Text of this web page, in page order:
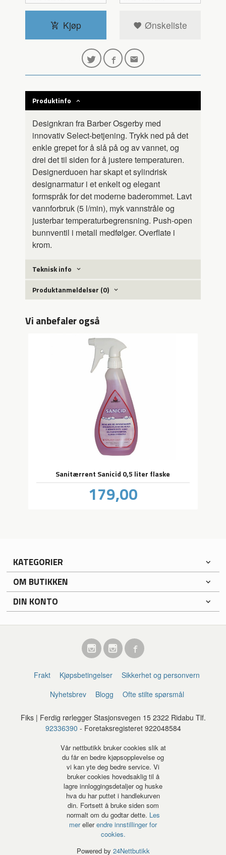
Kjøp Ønskeliste
Produktinfo
Designkran fra Barber Osgerby med
innovativ Select-betjening. Trykk ned på det
enkle grepet for å slå på og av vannet, og
drei det til siden for å justere temperaturen.
Designerduoen har skapt et sylindrisk
designarmatur i et enkelt og elegant
formspråk for det moderne baderommet. Lavt
vannforbruk (5 l/min), myk vannstråle og
justerbar temperaturbegrensning. Push-open
bunnventil i metall medfølger. Overflate i
krom.
Teknisk info
Produktanmeldelser (0)
Vi anbefaler også
Sanitærrent Sanicid 0,5 liter flaske
Pris
179,00mva.
KATEGORIER
OM BUTIKKEN
DIN KONTO
Frakt Kjøpsbetingelser
Sikkerhet og personvern
Nyhetsbrev
Blogg Ofte stilte spørsmål
Fiks | Ferdig rørlegger Stasjonsvegen 15 2322 Ridabu Tlf.
92336390 - Foretaksregisteret 922048584
Vår nettbutikk bruker cookies slik at
du får en bedre kjøpsopplevelse og
vi kan yte deg bedre service. Vi
bruker cookies hovedsaklig til å
lagre innloggingsdetaljer og huske
hva du har puttet i handlekurven
din. Fortsett å bruke siden som
normalt om du godtar dette. Les
merellerendre innstillinger for
cookies.
Powered by 24Nettbutikk